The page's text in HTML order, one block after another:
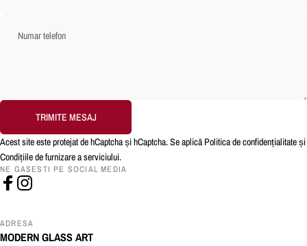
Numar telefon
Mesaj
Trimite mesaj
TRIMITE MESAJ
Acest site este protejat de hCaptcha și hCaptcha. Se aplicăPolitica de confidențialitateși
Condițiile de furnizare a serviciului.
NE GASESTI PE SOCIAL MEDIA
ADRESA
MODERN GLASS ART